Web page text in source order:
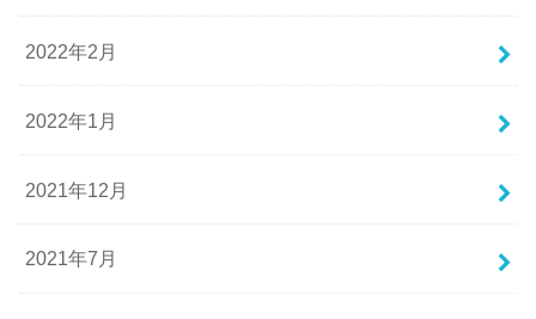
2022年2月
2022年1月
2021年12月
2021年7月